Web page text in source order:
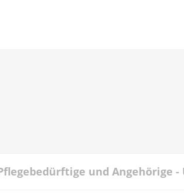
und Angehörige -